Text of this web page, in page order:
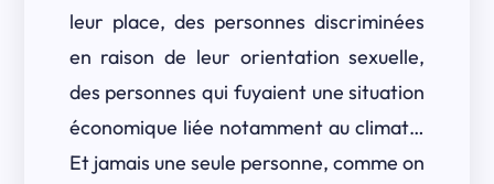
leur place, des personnes discriminées
en raison de leur orientation sexuelle,
des personnes qui fuyaient une situation
économique liée notamment au climat…
Et jamais une seule personne, comme on